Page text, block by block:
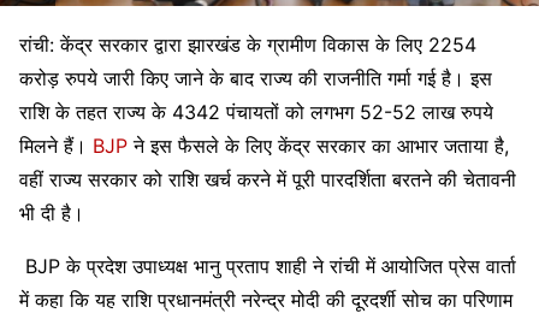
रांची: केंद्र सरकार द्वारा झारखंड के ग्रामीण विकास के लिए 2254
करोड़ रुपये जारी किए जाने के बाद राज्य की राजनीति गर्मा गई है। इस
राशि के तहत राज्य के 4342 पंचायतों को लगभग 52-52 लाख रुपये
मिलने हैं। BJP ने इस फैसले के लिए केंद्र सरकार का आभार जताया है,
वहीं राज्य सरकार को राशि खर्च करने में पूरी पारदर्शिता बरतने की चेतावनी
भी दी है।
BJP के प्रदेश उपाध्यक्ष भानु प्रताप शाही ने रांची में आयोजित प्रेस वार्ता
में कहा कि यह राशि प्रधानमंत्रीनरेन्द्र मोदी की दूरदर्शी सोच का परिणाम